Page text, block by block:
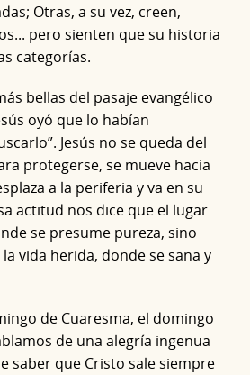
Otras, a su vez, creen,
pero sienten que su historia
categorías.
bellas del pasaje evangélico
oyó que lo habían
Jesús no se queda del
protegerse, se mueve hacia
a la periferia y va en su
actitud nos dice que el lugar
se presume pureza, sino
vida herida, donde se sana y
de Cuaresma, el domingo
de una alegría ingenua
saber que Cristo sale siempre